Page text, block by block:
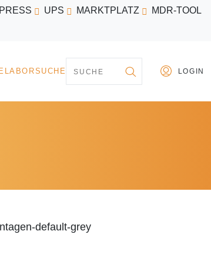
UPS MARKTPLATZ MDR-TOOL